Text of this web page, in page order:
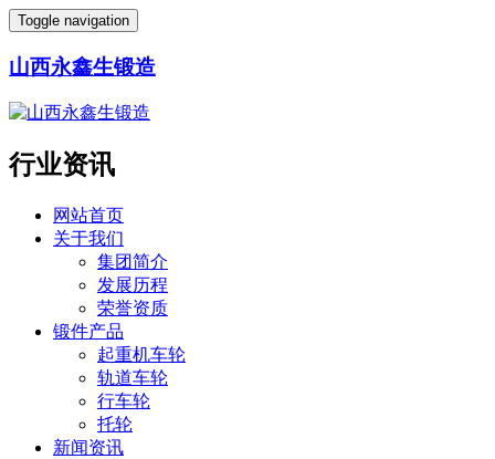
Toggle navigation
山西永鑫生锻造
行业资讯
网站首页
关于我们
集团简介
发展历程
荣誉资质
锻件产品
起重机车轮
轨道车轮
行车轮
托轮
新闻资讯